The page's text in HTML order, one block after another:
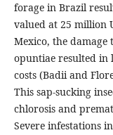
forage in Brazil
valued at 25 million
Mexico, the damage
opuntiae resulted in
costs (Badii and
This sap-sucking
chlorosis and
Severe infestations